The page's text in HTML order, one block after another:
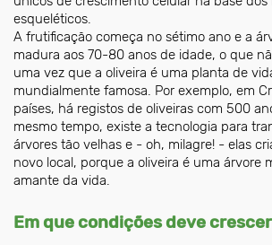
esqueléticos.
A frutificação começa no sétimo ano e a
madura aos 70-80 anos de idade, o que
uma vez que a oliveira é uma planta de
mundialmente famosa. Por exemplo, em
países, há registos de oliveiras com 500
mesmo tempo, existe a tecnologia para
árvores tão velhas e - oh, milagre! - elas
novo local, porque a oliveira é uma árvore
amante da vida.
Em que condições deve crescer